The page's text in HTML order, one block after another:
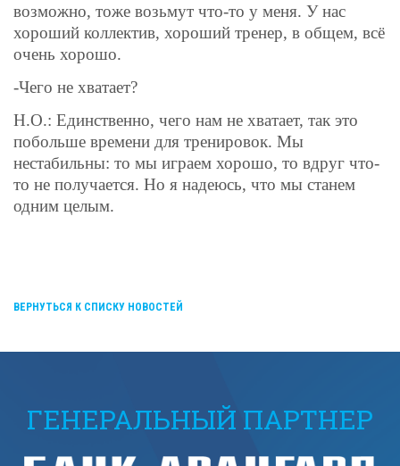
возможно, тоже возьмут что-то у меня. У нас
хороший коллектив, хороший тренер, в общем, всё
очень хорошо.
-Чего не хватает?
Н.О.: Единственно, чего нам не хватает, так это
побольше времени для тренировок. Мы
нестабильны: то мы играем хорошо, то вдруг что-
то не получается. Но я надеюсь, что мы станем
одним целым.
ВЕРНУТЬСЯ К СПИСКУ НОВОСТЕЙ
ГЕНЕРАЛЬНЫЙ ПАРТНЕР